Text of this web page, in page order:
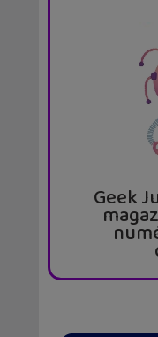
Geek